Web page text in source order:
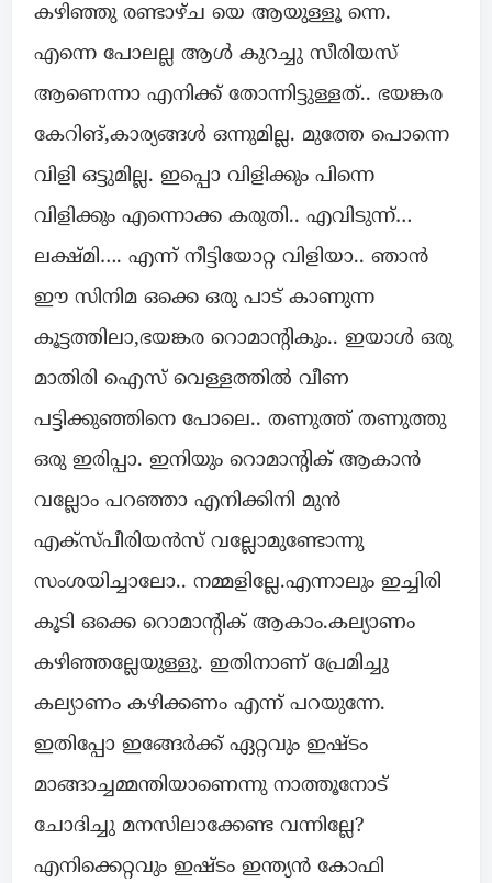
കഴിഞ്ഞു രണ്ടാഴ്ച യെ ആയുള്ളൂ ന്നെ.
എന്നെ പോലല്ല ആൾ കുറച്ചു സീരിയസ്
ആണെന്നാ എനിക്ക് തോന്നിട്ടുള്ളത്.. ഭയങ്കര
കേറിങ്,കാര്യങ്ങൾ ഒന്നുമില്ല. മുത്തേ പൊന്നെ
വിളി ഒട്ടുമില്ല. ഇപ്പൊ വിളിക്കും പിന്നെ
വിളിക്കും എന്നൊക്ക കരുതി.. എവിടുന്ന്…
ലക്ഷ്മി…. എന്ന് നീട്ടിയോറ്റ വിളിയാ.. ഞാൻ
ഈ സിനിമ ഒക്കെ ഒരു പാട് കാണുന്ന
കൂട്ടത്തിലാ,ഭയങ്കര റൊമാന്റികും.. ഇയാൾ ഒരു
മാതിരി ഐസ് വെള്ളത്തിൽ വീണ
പട്ടിക്കുഞ്ഞിനെ പോലെ.. തണുത്ത് തണുത്തു
ഒരു ഇരിപ്പാ. ഇനിയും റൊമാന്റിക് ആകാൻ
വല്ലോം പറഞ്ഞാ എനിക്കിനി മുൻ
എക്സ്പീരിയൻസ് വല്ലോമുണ്ടോന്നു
സംശയിച്ചാലോ.. നമ്മളില്ലേ.എന്നാലും ഇച്ചിരി
കൂടി ഒക്കെ റൊമാന്റിക് ആകാം.കല്യാണം
കഴിഞ്ഞല്ലേയുള്ളു. ഇതിനാണ് പ്രേമിച്ചു
കല്യാണം കഴിക്കണം എന്ന് പറയുന്നേ.
ഇതിപ്പോ ഇങ്ങേർക്ക് ഏറ്റവും ഇഷ്ടം
മാങ്ങാച്ചമ്മന്തിയാണെന്നു നാത്തൂനോട്
ചോദിച്ചു മനസിലാക്കേണ്ട വന്നില്ലേ?
എനിക്കെറ്റവും ഇഷ്ടം ഇന്ത്യൻ കോഫി